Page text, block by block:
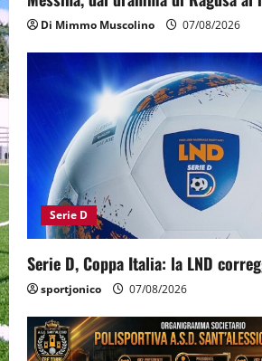
Di Mimmo Muscolino 07/08/2026
Serie D
Serie D, Coppa Italia: la LND
sportjonico 07/08/2026